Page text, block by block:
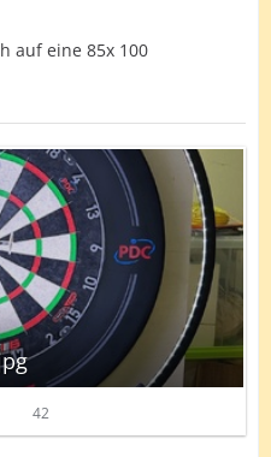
auf eine 85x 100
42